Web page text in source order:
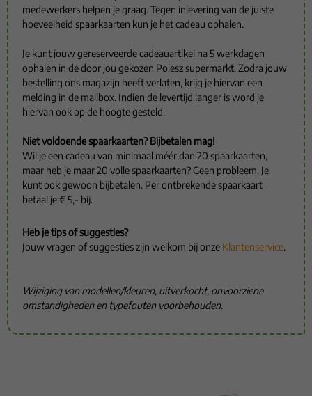
medewerkers helpen je graag. Tegen inlevering van de juiste
hoeveelheid spaarkaarten kun je het cadeau ophalen.
Je kunt jouw gereserveerde cadeauartikel na 5 werkdagen
ophalen in de door jou gekozen Poiesz supermarkt. Zodra jouw
bestelling ons magazijn heeft verlaten, krijg je hiervan een
melding in de mailbox. Indien de levertijd langer is word je
hiervan ook op de hoogte gesteld.
Niet voldoende spaarkaarten? Bijbetalen mag!
Wil je een cadeau van minimaal méér dan 20 spaarkaarten,
maar heb je maar 20 volle spaarkaarten? Geen probleem. Je
kunt ook gewoon bijbetalen. Per ontbrekende spaarkaart
betaal je € 5,- bij.
Heb je tips of suggesties?
Jouw vragen of suggesties zijn welkom bij onze Klantenservice.
Wijziging van modellen/kleuren, uitverkocht, onvoorziene
omstandigheden en typefouten voorbehouden.